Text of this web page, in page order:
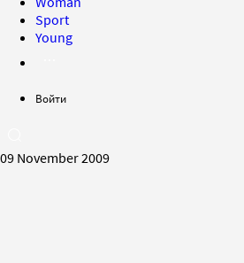
Sport
Young
Войти
09 November 2009